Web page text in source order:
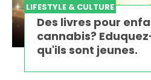
LIFESTYLE & CULTURE
Des livres pour
cannabis?
qu'ils sont jeunes.